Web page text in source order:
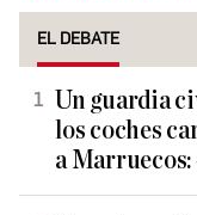
EL DEBATE
Un guardia
los coches
a Marruecos: